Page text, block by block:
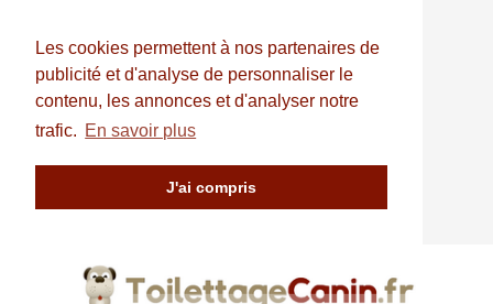
Les cookies permettent à nos partenaires de
publicité et d'analyse de personnaliser le
contenu, les annonces et d'analyser notre
trafic. En savoir plus
J'ai compris